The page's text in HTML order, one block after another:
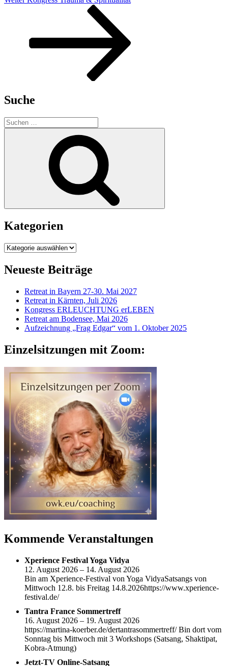
Suche
Suchen
nach:
Kategorien
Kategorien
Neueste Beiträge
Retreat in Bayern 27-30. Mai 2027
Retreat in Kärnten, Juli 2026
Kongress ERLEUCHTUNG erLEBEN
Retreat am Bodensee, Mai 2026
Aufzeichnung „Frag Edgar“ vom 1. Oktober 2025
Einzelsitzungen mit Zoom:
Kommende Veranstaltungen
Xperience Festival Yoga Vidya
12. August 2026 – 14. August 2026
Bin am Xperience-Festival von Yoga VidyaSatsangs von
Mittwoch 12.8. bis Freitag 14.8.2026https://www.xperience-
festival.de/
Tantra France Sommertreff
16. August 2026 – 19. August 2026
https://martina-koerber.de/dertantrasommertreff/ Bin dort vom
Sonntag bis Mittwoch mit 3 Workshops (Satsang, Shaktipat,
Kobra-Atmung)
Jetzt-TV Online-Satsang